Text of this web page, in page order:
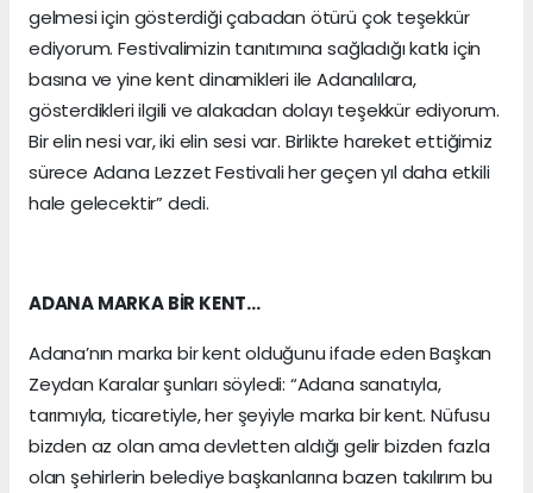
gelmesi için gösterdiği çabadan ötürü çok teşekkür
ediyorum. Festivalimizin tanıtımına sağladığı katkı için
basına ve yine kent dinamikleri ile Adanalılara,
gösterdikleri ilgili ve alakadan dolayı teşekkür ediyorum.
Bir elin nesi var, iki elin sesi var. Birlikte hareket ettiğimiz
sürece Adana Lezzet Festivali her geçen yıl daha etkili
hale gelecektir” dedi.
ADANA MARKA BİR KENT…
Adana’nın marka bir kent olduğunu ifade eden Başkan
Zeydan Karalar şunları söyledi: “Adana sanatıyla,
tarımıyla, ticaretiyle, her şeyiyle marka bir kent. Nüfusu
bizden az olan ama devletten aldığı gelir bizden fazla
olan şehirlerin belediye başkanlarına bazen takılırım bu